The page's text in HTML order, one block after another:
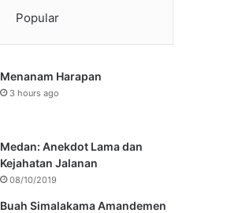
Popular
Menanam Harapan
3 hours ago
Medan: Anekdot Lama dan
Kejahatan Jalanan
08/10/2019
Buah Simalakama Amandemen